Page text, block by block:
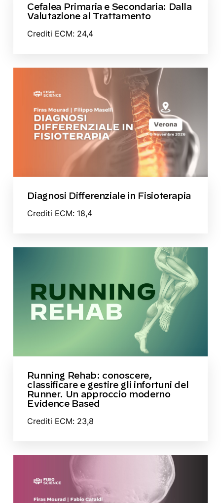
Cefalea Primaria e Secondaria: Dalla
Valutazione al Trattamento
Crediti ECM: 24,4
Diagnosi Differenziale in Fisioterapia
Crediti ECM: 18,4
Running Rehab: conoscere,
classificare e gestire gli infortuni del
Runner. Un approccio moderno
Evidence Based
Crediti ECM: 23,8